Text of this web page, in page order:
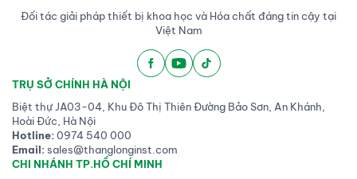
Đối tác giải pháp thiết bị khoa học và Hóa chất đáng tin cậy tại
Việt Nam
TRỤ SỞ CHÍNH HÀ NỘI
Biệt thự JA03-04, Khu Đô Thị Thiên Đường Bảo Sơn, An Khánh,
Hoài Đức, Hà Nội
Hotline:0974 540 000
Email:sales@thanglonginst.com
CHI NHÁNH TP.HỒ CHÍ MINH